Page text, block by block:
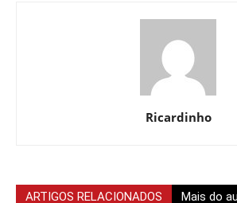
Ricardinho
ARTIGOS RELACIONADOS Mais do